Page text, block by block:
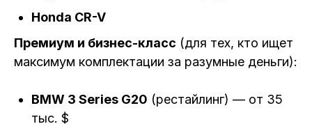
Honda CR-V
Премиум и бизнес-класс (для тех, кто ищет
максимум комплектации за разумные деньги):
BMW 3 Series G20 (рестайлинг) — от 35
тыс. $